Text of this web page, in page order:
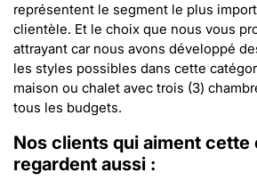
représentent le segment le plus
clientèle. Et le choix que nous vous
attrayant car nous avons développé
les styles possibles dans cette
maison ou chalet avec trois (3)
tous les budgets.
Nos clients qui aiment cette
regardent aussi :